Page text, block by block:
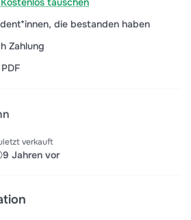
die bestanden haben
Zahlung
verkauft
9 Jahren vor